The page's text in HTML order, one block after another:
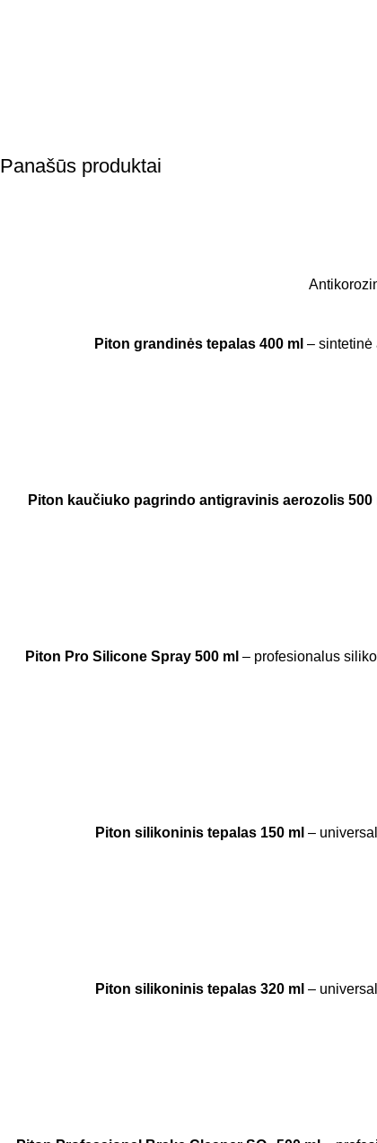
Panašūs produktai
Piton grandinės tepalas 400 ml – sintetinė
Piton kaučiuko pagrindo antigravinis aerozolis 500
Piton Pro Silicone Spray 500 ml – profesionalus
Piton silikoninis tepalas 150 ml –
Piton silikoninis tepalas 320 ml –